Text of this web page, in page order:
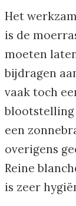
Het
is de
moeten
bijdragen
vaak toch
blootstelling
een
overigens
Reine
is zeer